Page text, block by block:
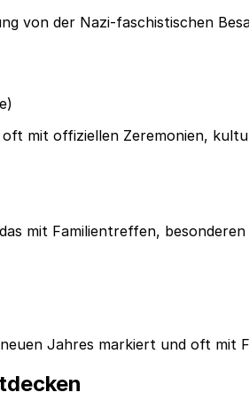
von der Nazi-faschistischen
oft mit offiziellen Zeremonien,
mit Familientreffen,
Jahres markiert und oft